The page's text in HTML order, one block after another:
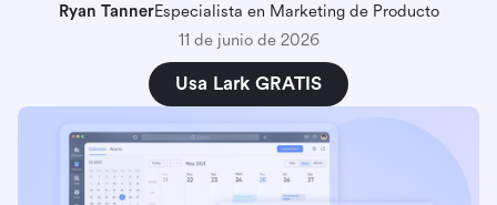
Ryan TannerEspecialista en Marketing de Producto
11 de junio de 2026
Usa Lark GRATIS